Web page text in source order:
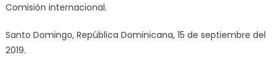
Comisión internacional.
Santo Domingo, República Dominicana, 15 de septiembre del
2019.